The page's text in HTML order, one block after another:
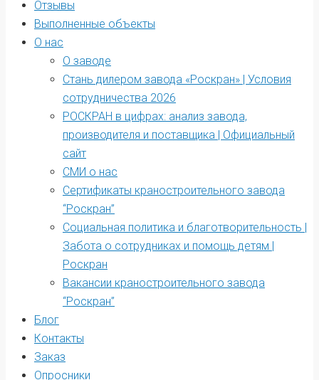
Отзывы
Выполненные объекты
О нас
О заводе
Стань дилером завода «Роскран» | Условия
сотрудничества 2026
РОСКРАН в цифрах: анализ завода,
производителя и поставщика | Официальный
сайт
СМИ о нас
Сертификаты краностроительного завода
“Роскран”
Социальная политика и благотворительность |
Забота о сотрудниках и помощь детям |
Роскран
Вакансии краностроительного завода
“Роскран”
Блог
Контакты
Заказ
Опросники